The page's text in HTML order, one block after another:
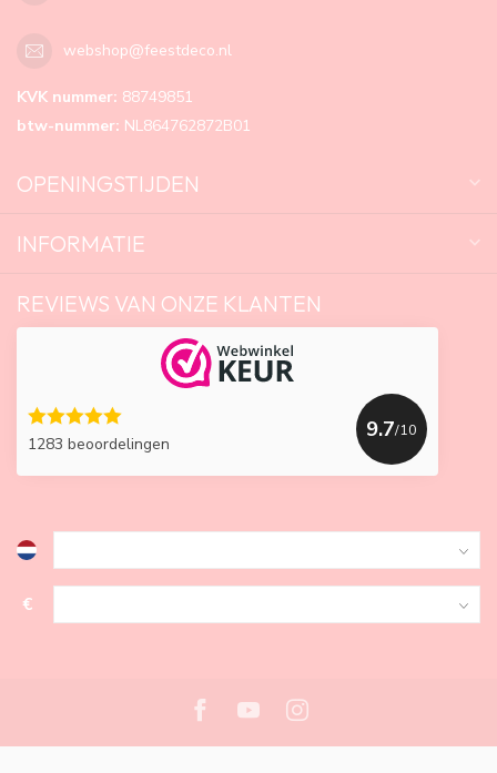
webshop@feestdeco.nl
KVK nummer: 88749851
btw-nummer: NL864762872B01
OPENINGSTIJDEN
INFORMATIE
REVIEWS VAN ONZE KLANTEN
1283 beoordelingen
9.7/10
€